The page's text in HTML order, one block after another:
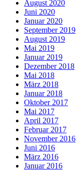
August 2020
Juni 2020
Januar 2020
September 2019
August 2019
Mai 2019
Januar 2019
Dezember 2018
Mai 2018
März 2018
Januar 2018
Oktober 2017
Mai 2017
April 2017
Februar 2017
November 2016
Juni 2016
März 2016
Januar 2016